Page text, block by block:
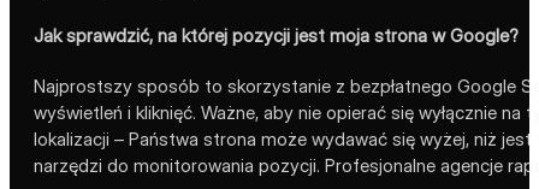
Jak sprawdzić, na której pozycji jest moja strona w Google?
Najprostszy sposób to skorzystanie z bezpłatnego Google
wyświetleń i kliknięć. Ważne, aby nie opierać się wyłącznie
lokalizacji – Państwa strona może wydawać się wyżej, niż
narzędzi do monitorowania pozycji. Profesjonalne agencje